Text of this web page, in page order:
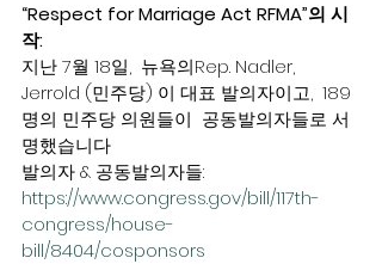
“Respect for Marriage Act RFMA”의 시
작:
지난 7월 18일,  뉴욕의Rep. Nadler,
Jerrold (민주당) 이 대표 발의자이고,  189
명의 민주당 의원들이  공동발의자들로 서
명했습니다
발의자 & 공동발의자들:
https://www.congress.gov/bill/117th-
congress/house-
bill/8404/cosponsors